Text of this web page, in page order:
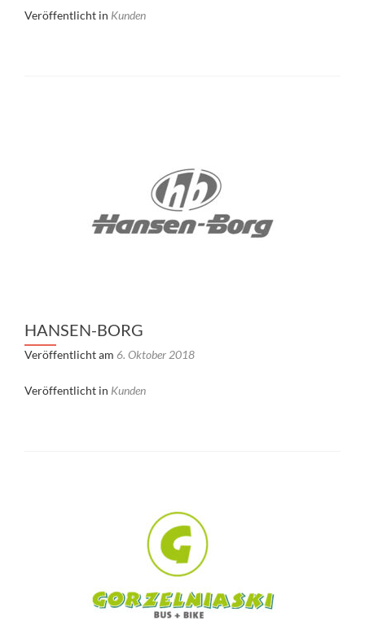
Veröffentlicht in Kunden
HANSEN-BORG
Veröffentlicht am 6. Oktober 2018
Veröffentlicht in Kunden